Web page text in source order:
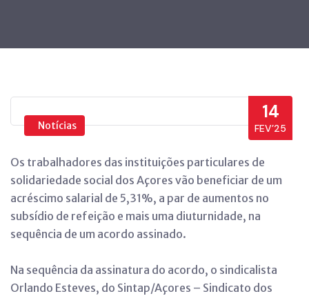
14
FEV’25
Notícias
Os trabalhadores das instituições particulares de
solidariedade social dos Açores vão beneficiar de um
acréscimo salarial de 5,31%, a par de aumentos no
subsídio de refeição e mais uma diuturnidade, na
sequência de um acordo assinado.
Na sequência da assinatura do acordo, o sindicalista
Orlando Esteves, do Sintap/Açores – Sindicato dos